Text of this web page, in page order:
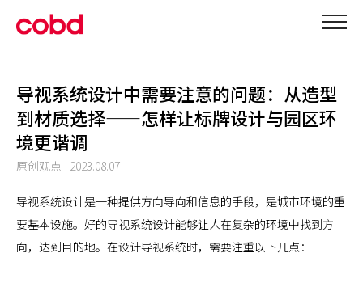
导视系统设计中需要注意的问题：从造型
到材质选择——怎样让标牌设计与园区环
境更谐调
原创观点 2023.08.07
导视系统设计是一种提供方向导向和信息的手段，是城市环境的重
要基本设施。好的导视系统设计能够让人在复杂的环境中找到方
向，达到目的地。在设计导视系统时，需要注重以下几点：